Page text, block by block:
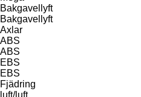
Bakgavellyft
Bakgavellyft
Axlar
ABS
ABS
EBS
EBS
Fjädring
luft/luft